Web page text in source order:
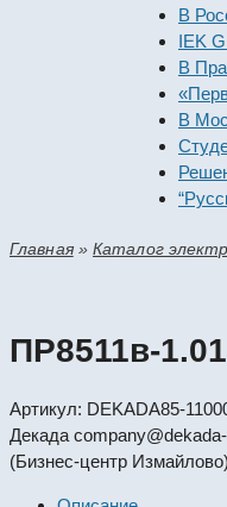
В России
IEK
В
«Первый
В Москве
Студент
Решение
Главная»Каталог
ПР8511в-
Артикул: DEKADA85-
Декада
(Бизнес-центр